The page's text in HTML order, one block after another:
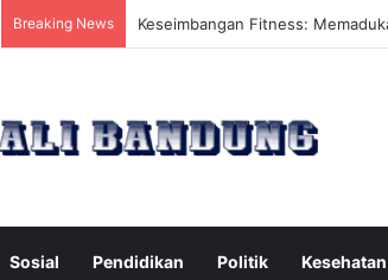
Breaking News Manfaat Pilates Reformer untuk
Sosial Pendidikan Politik Kesehatan